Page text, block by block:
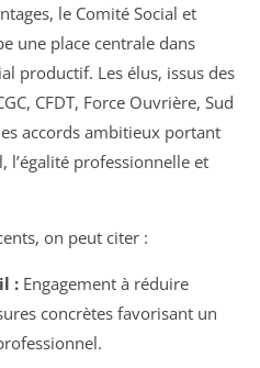
le Comité Social et
une place centrale dans
productif. Les élus, issus des
CFDT, Force Ouvrière, Sud
accords ambitieux portant
l’égalité professionnelle et
on peut citer :
:Engagement à réduire
concrètes favorisant un